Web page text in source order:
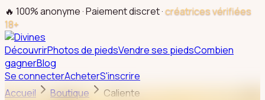
🔥 100% anonyme · Paiement discret ·créatrices vérifiées
18+
DécouvrirPhotos de piedsVendre ses piedsCombien
gagnerBlog
Se connecterAcheterS'inscrire
Accueil
Boutique Caliente